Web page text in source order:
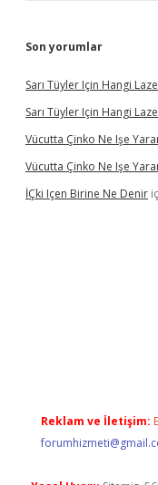
Son yorumlar
Sarı Tüyler Için Hangi
Sarı Tüyler Için Hangi
Vücutta Çinko Ne Işe
Vücutta Çinko Ne Işe
İÇki Içen Birine Ne Denir
Reklam ve İletişim: